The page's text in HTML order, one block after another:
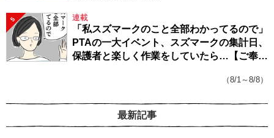
5 連載
「私スズマークのこと全部わかってるので」
PTAの一大イベント、スズマークの集計日、
保護者と楽しく作業をしていたら…【ご奉仕
（8/1～8/8）
最新記事